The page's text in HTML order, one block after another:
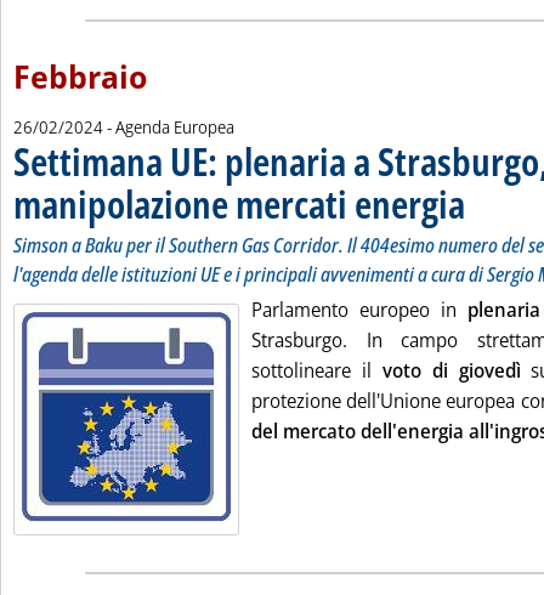
Febbraio
26/02/2024- Agenda Europea
Settimana UE: plenaria a
manipolazione mercati energia ..
Simson a Baku per il Southern Gas Corridor. Il 404esimo numero del
l'agenda delle istituzioni UE e i principali avvenimenti a cura di Sergio
Parlamento europeo in plenaria
Strasburgo. In campo
sottolineare il voto di giovedì
protezione dell'Unione europea
del mercato dell'energia